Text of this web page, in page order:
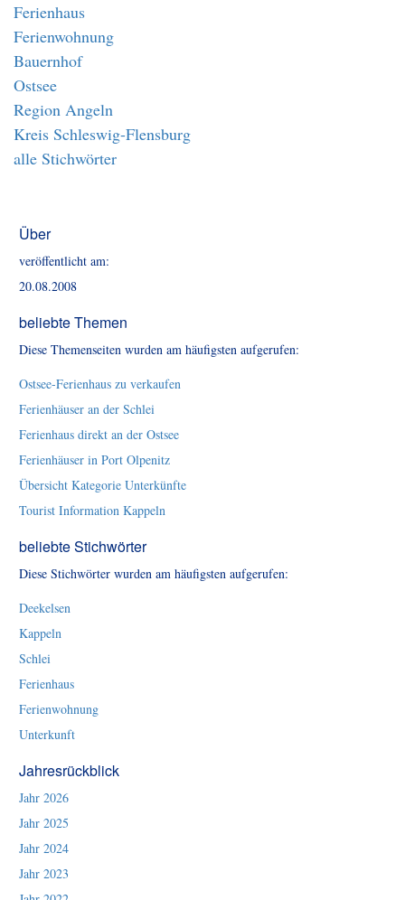
Ferienhaus
Ferienwohnung
Bauernhof
Ostsee
Region Angeln
Kreis Schleswig-Flensburg
alle Stichwörter
Über
veröffentlicht am:
20.08.2008
beliebte Themen
Diese Themenseiten wurden am häufigsten aufgerufen:
Ostsee-Ferienhaus zu verkaufen
Ferienhäuser an der Schlei
Ferienhaus direkt an der Ostsee
Ferienhäuser in Port Olpenitz
Übersicht Kategorie Unterkünfte
Tourist Information Kappeln
beliebte Stichwörter
Diese Stichwörter wurden am häufigsten aufgerufen:
Deekelsen
Kappeln
Schlei
Ferienhaus
Ferienwohnung
Unterkunft
Jahresrückblick
Jahr 2026
Jahr 2025
Jahr 2024
Jahr 2023